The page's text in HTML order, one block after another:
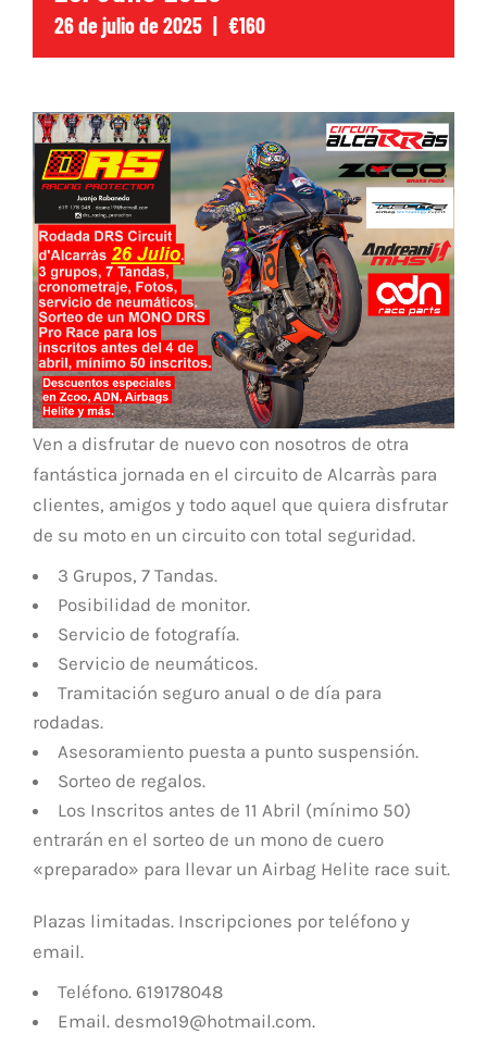
NOTICIAS
CONTACTO
TIENDA
26 de julio de 2025 | €160
Ven a disfrutar de nuevo con nosotros de otra
fantástica jornada en el circuito de Alcarràs para
clientes, amigos y todo aquel que quiera disfrutar
de su moto en un circuito con total seguridad.
3 Grupos, 7 Tandas.
Posibilidad de monitor.
Servicio de fotografía.
Servicio de neumáticos.
Tramitación seguro anual o de día para
rodadas.
Asesoramiento puesta a punto suspensión.
Sorteo de regalos.
Los Inscritos antes de 11 Abril (mínimo 50)
entrarán en el sorteo de un mono de cuero
«preparado» para llevar un Airbag Helite race suit.
Plazas limitadas. Inscripciones por teléfono y
email.
Teléfono. 619178048
Email. desmo19@hotmail.com.